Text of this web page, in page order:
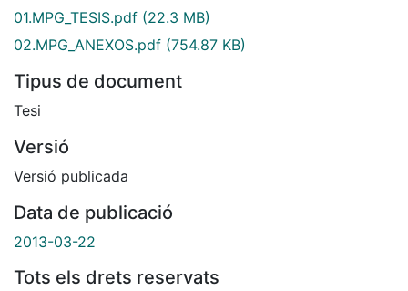
01.MPG_TESIS.pdf (22.3 MB)
02.MPG_ANEXOS.pdf (754.87 KB)
Tipus de document
Tesi
Versió
Versió publicada
Data de publicació
2013-03-22
Tots els drets reservats